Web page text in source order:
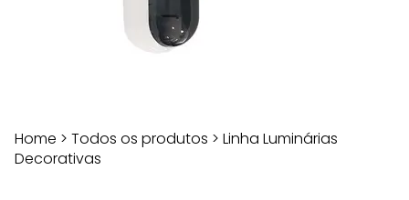
Home > Todos os produtos > Linha Luminárias
Decorativas